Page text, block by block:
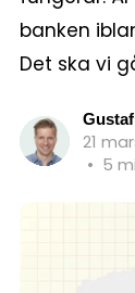
banken
Det ska vi
21
• 5